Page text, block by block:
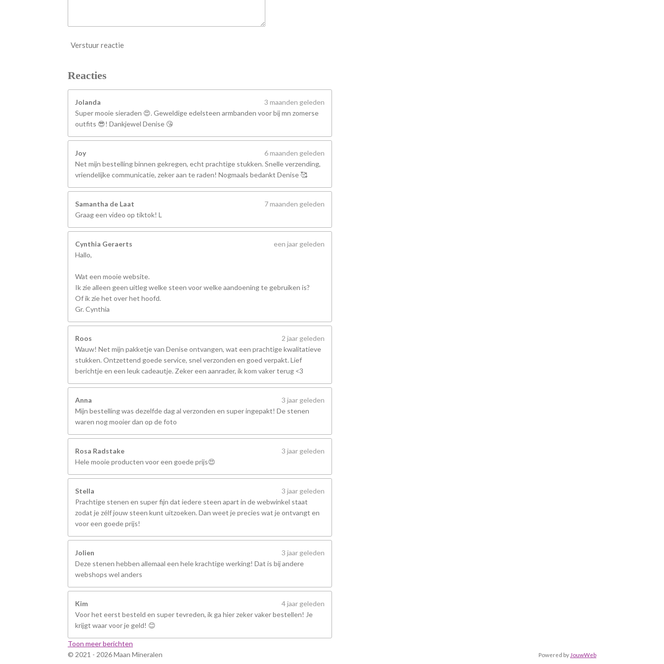
Verstuur reactie
Reacties
Jolanda
3 maanden geleden
Super mooie sieraden 😍. Geweldige edelsteen armbanden voor bij mn zomerse
outfits 😎! Dankjewel Denise 😘
Joy
6 maanden geleden
Net mijn bestelling binnen gekregen, echt prachtige stukken. Snelle verzending,
vriendelijke communicatie, zeker aan te raden! Nogmaals bedankt Denise 🥰
Samantha de Laat
7 maanden geleden
Graag een video op tiktok! L
Cynthia Geraerts
een jaar geleden
Hallo,
Wat een mooie website.
Ik zie alleen geen uitleg welke steen voor welke aandoening te gebruiken is?
Of ik zie het over het hoofd.
Gr. Cynthia
Roos
2 jaar geleden
Wauw! Net mijn pakketje van Denise ontvangen, wat een prachtige kwalitatieve
stukken. Ontzettend goede service, snel verzonden en goed verpakt. Lief
berichtje en een leuk cadeautje. Zeker een aanrader, ik kom vaker terug <3
Anna
3 jaar geleden
Mijn bestelling was dezelfde dag al verzonden en super ingepakt! De stenen
waren nog mooier dan op de foto
Rosa Radstake
3 jaar geleden
Hele mooie producten voor een goede prijs😍
Stella
3 jaar geleden
Prachtige stenen en super fijn dat iedere steen apart in de webwinkel staat
zodat je zélf jouw steen kunt uitzoeken. Dan weet je precies wat je ontvangt en
voor een goede prijs!
Jolien
3 jaar geleden
Deze stenen hebben allemaal een hele krachtige werking! Dat is bij andere
webshops wel anders
Kim
4 jaar geleden
Voor het eerst besteld en super tevreden, ik ga hier zeker vaker bestellen! Je
krijgt waar voor je geld! 😊
Toon meer berichten
© 2021 - 2026 Maan Mineralen
Powered by JouwWeb